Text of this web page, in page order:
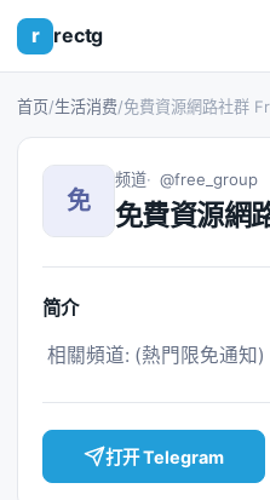
r rectg
首页/生活消费/免費資源網路社群
免
频道 @free_group
免費資源網
简介
相關頻道: (熱門限免通知
打开 Telegram